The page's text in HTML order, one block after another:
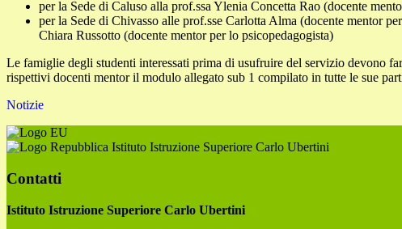
per la Sede di Caluso alla prof.ssa Ylenia Concetta Rao (docente
per la Sede di Chivasso alle prof.sse Carlotta Alma (docente mentor
Chiara Russotto (docente mentor per lo psicopedagogista)
Le famiglie degli studenti interessati prima di usufruire del servizio devono
rispettivi docenti mentor il modulo allegato sub 1 compilato in tutte le sue
Notizie
Istituto Istruzione Superiore Carlo Ubertini
Contatti
Istituto Istruzione Superiore Carlo Ubertini